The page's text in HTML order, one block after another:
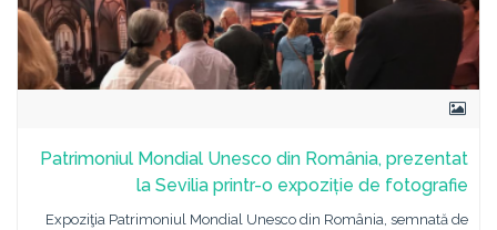
Patrimoniul Mondial Unesco din România, prezentat
la Sevilia printr-o expoziție de fotografie
Expoziţia Patrimoniul Mondial Unesco din România, semnată de